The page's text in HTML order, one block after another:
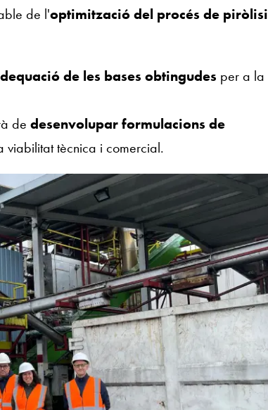
de l'optimització del procés de piròlisi
de les bases obtingudes per a la
de desenvolupar formulacions de
viabilitat tècnica i comercial.